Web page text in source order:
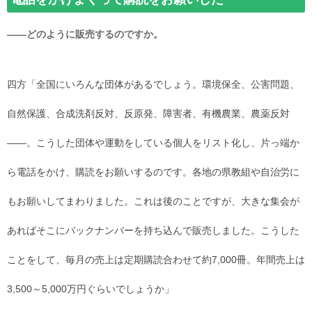
――どのように販売するのですか。
四方「全国にいろんな団体があるでしょう。環境保全、公害問題、
自然保護、合成洗剤反対、反原発、障害者、有機農業、農薬反対
――。こうした団体や運動をしている個人をリスト化し、片っ端か
ら電話をかけ、購読をお願いするのです。各地の県教組や自治労に
もお願いしてまわりました。これは後のことですが、大きな集会が
あればそこにバックナンバーを持ち込んで販売しました。こうした
ことをして、毎月の売上は定期購読合わせて約7,000冊。年間売上は
3,500～5,000万円ぐらいでしょうか」